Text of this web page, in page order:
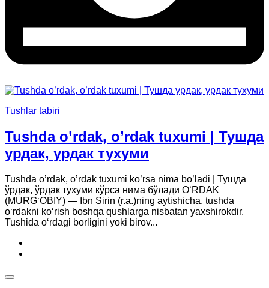
Tushlar tabiri
Tushda o’rdak, o’rdak tuxumi | Тушда
урдак, урдак тухуми
Tushda o’rdak, o’rdak tuxumi ko’rsa nima bo’ladi | Тушда
ўрдак, ўрдак тухуми кўрса нима бўлади O‘RDAK
(MURG‘OBIY) — Ibn Sirin (r.a.)ning aytishicha, tushda
o‘rdakni ko‘rish boshqa qushlarga nisbatan yaxshirokdir.
Tushida o‘rdagi borligini yoki birov...